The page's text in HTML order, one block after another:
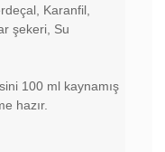
Karanfil,
şekeri, Su
100 ml kaynamış
hazır.